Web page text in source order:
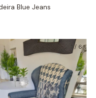
Blue Jeans
/ 6